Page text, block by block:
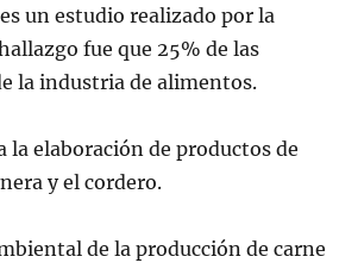
es un estudio realizado por la
fue que 25% de las
la industria de alimentos.
la elaboración de productos de
y el cordero.
de la producción de carne